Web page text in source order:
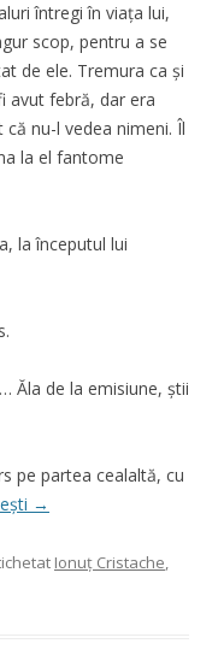
întregi în viața lui,
scop, pentru a se
de ele. Tremura ca și
avut febră, dar era
nu-l vedea nimeni. Îl
la el fantome
la începutul lui
Ăla de la emisiune, știi
pe partea cealaltă, cu
→
Ionuţ Cristache,